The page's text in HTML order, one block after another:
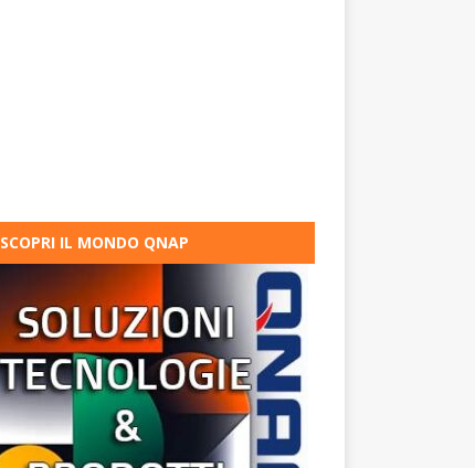
SCOPRI IL MONDO QNAP